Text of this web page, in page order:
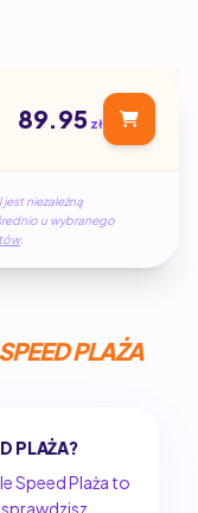
89.95 zł
niezależną
u wybranego
.
PLAŻA
PLAŻA?
Speed Plaża to